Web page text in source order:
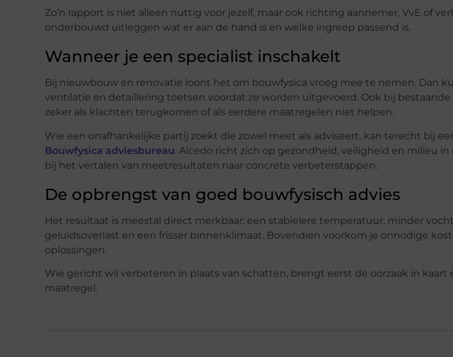
Zo’n rapport is niet alleen nuttig voor jezelf, maar ook richting aannemer, VvE of
onderbouwd uitleggen wat er aan de hand is en welke ingreep passend is.
Wanneer je een specialist inschakelt
Bij nieuwbouw en renovatie loont het om bouwfysica vroeg mee te nemen. Dan
ventilatie en detaillering toetsen voordat ze worden uitgevoerd. Ook bij bestaande
zeker als klachten terugkomen of als eerdere maatregelen niet helpen.
Wie een onafhankelijke partij zoekt die zowel meet als adviseert, kan terecht bij
Bouwfysica adviesbureau. Alcedo richt zich op gezondheid, veiligheid en milieu
bij het vertalen van meetresultaten naar concrete verbeterstappen.
De opbrengst van goed bouwfysisch advies
Het resultaat is meestal direct merkbaar: een stabielere temperatuur, minder
geluidsoverlast en een frisser binnenklimaat. Bovendien voorkom je onnodige
oplossingen.
Wie gericht wil verbeteren in plaats van schatten, brengt eerst de oorzaak in kaart
maatregel.